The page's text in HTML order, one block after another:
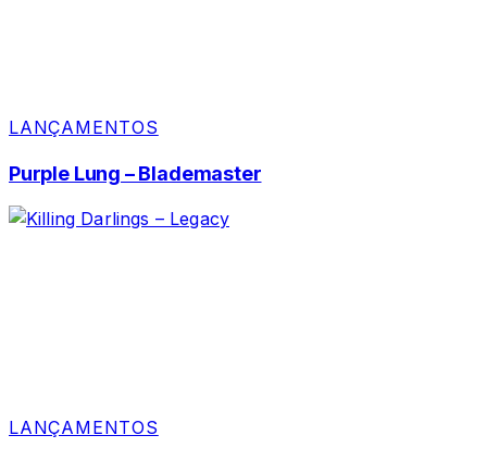
LANÇAMENTOS
Purple Lung – Blademaster
LANÇAMENTOS